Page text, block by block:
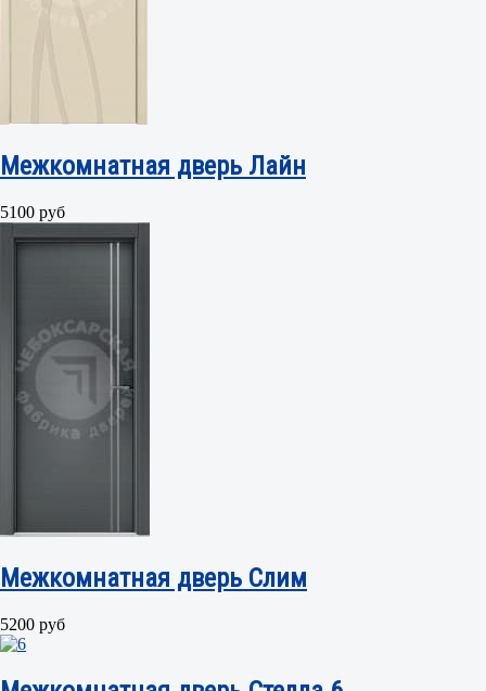
Межкомнатная дверь Лайн
5100 руб
Межкомнатная дверь Слим
5200 руб